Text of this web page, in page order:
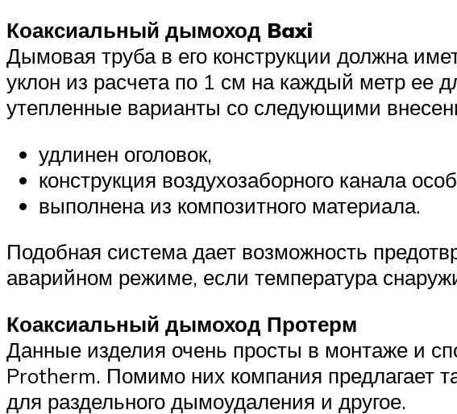
Коаксиальный дымоход Baxi
Дымовая труба в его конструкции должна
уклон из расчета по 1 см на каждый метр ее
утепленные варианты со следующими
удлинен оголовок,
конструкция воздухозаборного канала
выполнена из композитного материала.
Подобная система дает возможность
аварийном режиме, если температура
Коаксиальный дымоход Протерм
Данные изделия очень просты в монтаже и
Protherm. Помимо них компания предлагает
для раздельного дымоудаления и другое.